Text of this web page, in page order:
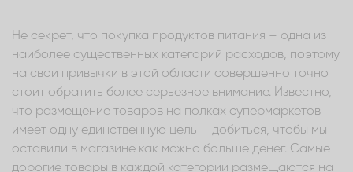
Не секрет, что покупка продуктов питания – одна из
наиболее существенных категорий расходов, поэтому
на свои привычки в этой области совершенно точно
стоит обратить более серьезное внимание. Известно,
что размещение товаров на полках супермаркетов
имеет одну единственную цель – добиться, чтобы мы
оставили в магазине как можно больше денег. Самые
дорогие товары в каждой категории размещаются на